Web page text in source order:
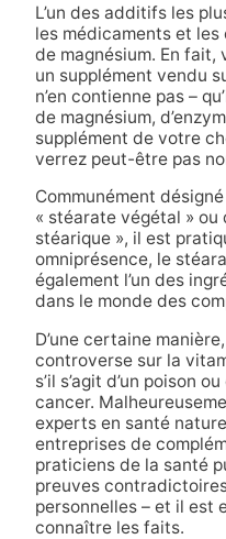
L’un des additifs les
les médicaments et
de magnésium. En fait,
un supplément vendu
n’en contienne pas –
de magnésium,
supplément de votre
verrez peut-être pas
Communément
« stéarate végétal »
stéarique », il est
omniprésence, le
également l’un des
dans le monde des
D’une certaine
controverse sur la
s’il s’agit d’un poison
cancer.
experts en santé
entreprises de
praticiens de la santé
preuves
personnelles – et il est
connaître les faits.